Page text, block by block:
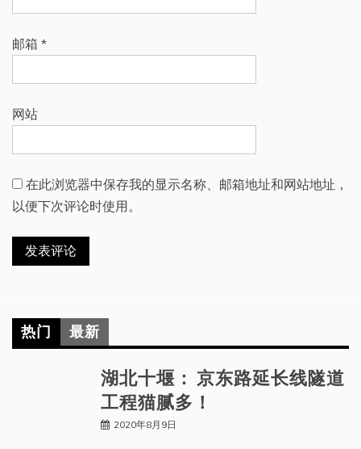
邮箱 *
网站
在此浏览器中保存我的显示名称、邮箱地址和网站地址，
以便下次评论时使用。
热门 最新
湖北十堰： 京东路延长线隧道
工程猫腻多！
2020年8月9日